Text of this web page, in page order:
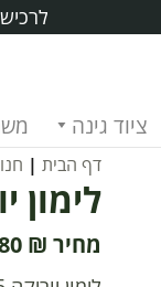
ציוד גינה
דף הבית|
לימון
₪